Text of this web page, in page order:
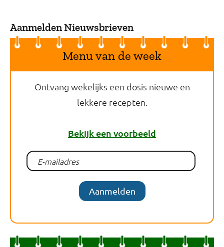
Aanmelden Nieuwsbrieven
Menu van de week
Ontvang wekelijks een dosis nieuwe en
lekkere recepten.
Bekijk een voorbeeld
Aanmelden